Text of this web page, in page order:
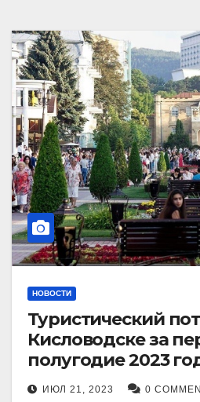
НОВОСТИ
Туристический
Кисловодске за
полугодие 2023
рекордный рост в
ИЮЛ 21, 2023 0